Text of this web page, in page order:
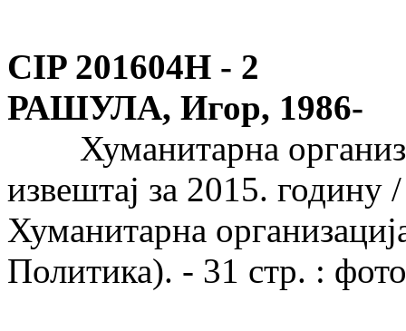
CIP 201604Н - 2
РАШУЛА, Игор, 1986-
Хуманитарна
извештај за 2015.
Хуманитарна
Политика). - 31 стр. :